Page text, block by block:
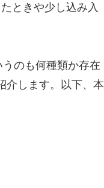
ときや少し込み入
のも何種類か存在
介します。以下、本